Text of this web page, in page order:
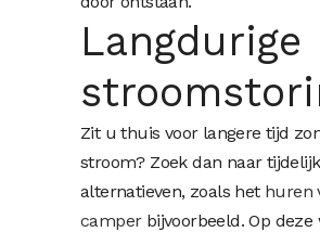
Langdurige
Zit u thuis voor langere tijd
stroom? Zoek dan naar
alternatieven, zoals het huren
camperbijvoorbeeld. Op deze